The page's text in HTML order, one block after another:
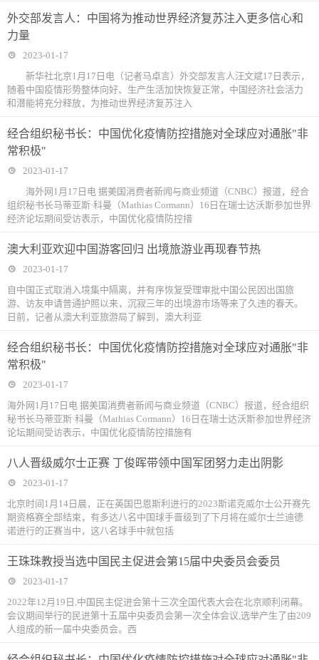
外交部发言人：中国将为推动世界经济复苏注入更多信心和
力量
2023-01-17
新华社北京1月17日电（记者马卓言）外交部发言人汪文斌17日表示，
随着中国疫情形势整体向好、生产生活加快恢复正常，中国经济社会活力
和潜能将充分释放，为推动世界经济复苏注入
经合组织秘书长：中国优化疫情防控措施对全球应对通胀"非
常积极"
2023-01-17
海外网1月17日电 据美国消费者新闻与商业频道（CNBC）报道，经合
组织秘书长马蒂亚斯·科曼（Mathias Cormann）16日在瑞士达沃斯参加世界
经济论坛期间受访表示，中国优化疫情防控措
澳大利亚欢迎中国游客回归 出境旅游业再现春节热
2023-01-17
自中国正式取消入境集中隔离，并有序恢复受理审批中国公民因出国旅
游、访友申请普通护照以来，沉寂三年的出境游市场等来了久违的春天。
日前，记者从澳大利亚旅游局了解到，澳大利亚
经合组织秘书长：中国优化疫情防控措施对全球应对通胀"非
常积极"
2023-01-17
海外网1月17日电 据美国消费者新闻与商业频道（CNBC）报道，经合组织
秘书长马蒂亚斯·科曼（Mathias Cormann）16日在瑞士达沃斯参加世界经济
论坛期间受访表示，中国优化疫情防控措施有
八人晋级威尔士正赛 丁俊晖带领中国军团努力走出阴影
2023-01-17
北京时间1月14日晨，正在英国巴恩斯利进行的2023斯诺克威尔士公开赛先
期资格赛全部结束，有多达八名中国球手晋级到了下月将在威尔士兰迪德
诺进行的正赛当中，这八名球手中就包括
王珠珠教授当选中国民主促进会第15届中央委员会委员
2023-01-17
2022年12月19日,中国民主促进会第十三次全国代表大会在北京顺利闭幕。
会议期间举行的民进第十五届中央委员会第一次全体会议,选举产生了由209
人组成的新一届中央委员会。西